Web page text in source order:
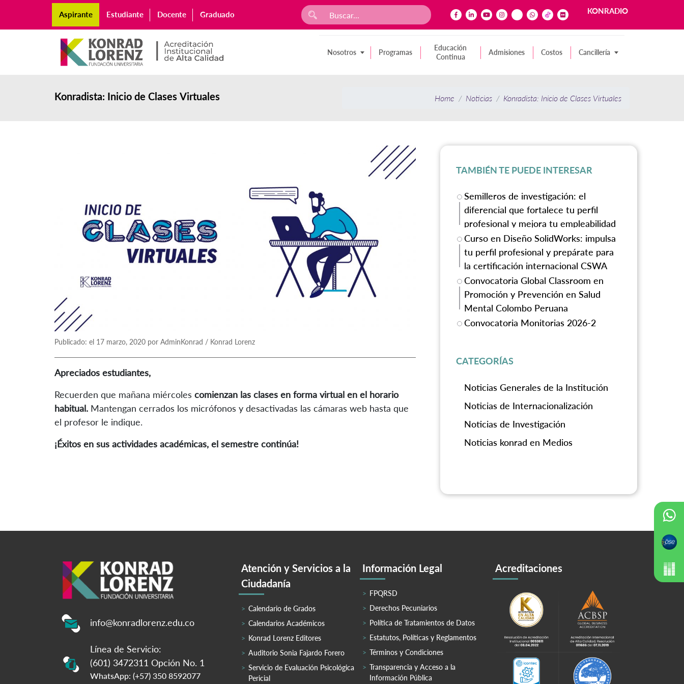
Aspirante Estudiante Docente Graduado KONRADIO
Nosotros Programas
Educación
Continua
Admisiones Costos Cancillería
Konradista: Inicio de Clases Virtuales Home Noticias Konradista: Inicio de Clases Virtuales
Publicado: el 17 marzo, 2020 por AdminKonrad / Konrad Lorenz
Apreciados estudiantes,
Recuerden que mañana miércoles comienzan las clases en forma virtual en el horario
habitual. Mantengan cerrados los micrófonos y desactivadas las cámaras web hasta que
el profesor le indique.
¡Éxitos en sus actividades académicas, el semestre continúa!
TAMBIÉN TE PUEDE INTERESAR
Semilleros de investigación: el
diferencial que fortalece tu perfil
profesional y mejora tu empleabilidad
Curso en Diseño SolidWorks: impulsa
tu perfil profesional y prepárate para
la certificación internacional CSWA
Convocatoria Global Classroom en
Promoción y Prevención en Salud
Mental Colombo Peruana
Convocatoria Monitorias 2026-2
CATEGORÍAS
Noticias Generales de la Institución
Noticias de Internacionalización
Noticias de Investigación
Noticias konrad en Medios
info@konradlorenz.edu.co
Línea de Servicio:
(601) 3472311 Opción No. 1
WhatsApp: (+57) 350 8592077
Atención y Servicios a la
Ciudadanía
Calendario de Grados
Calendarios Académicos
Konrad Lorenz Editores
Auditorio Sonia Fajardo Forero
Servicio de Evaluación Psicológica
Pericial
Información Legal
FPQRSD
Derechos Pecuniarios
Política de Tratamientos de Datos
Estatutos, Políticas y Reglamentos
Términos y Condiciones
Transparencia y Acceso a la
Información Pública
Acreditaciones